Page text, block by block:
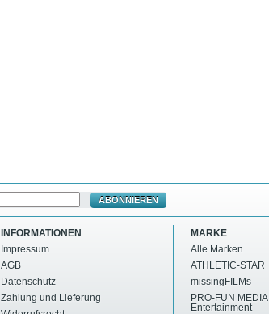
ABONNIEREN
INFORMATIONEN
Impressum
AGB
Datenschutz
Zahlung und Lieferung
MARKE
Alle Marken
ATHLETIC-STAR
missingFILMs
PRO-FUN
Entertainment